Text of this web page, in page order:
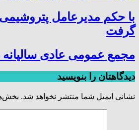
با حکم مدیرعامل
گرفت
مجمع عمومی عادی
دیدگاهتان را بنویسید
نشانی ایمیل شما منتشر نخواهد شد.